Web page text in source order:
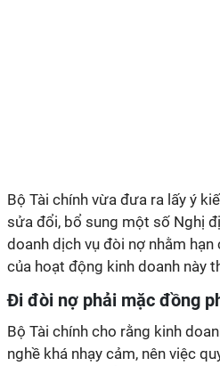
Bộ Tài chính vừa đưa ra lấy ý
sửa đổi, bổ sung một số Nghị
doanh dịch vụ đòi nợ nhằm
của hoạt động kinh doanh này
Đi đòi nợ phải mặc đồng
Bộ Tài chính cho rằng kinh
nghề khá nhạy cảm, nên việc